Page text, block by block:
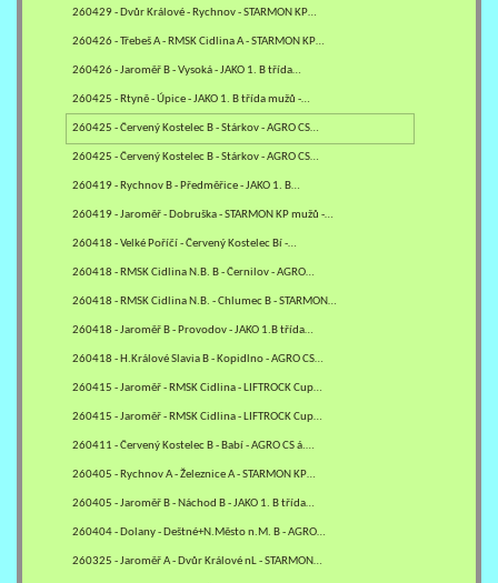
260429 - Dvůr Králové - Rychnov - STARMON KP…
260426 - Třebeš A - RMSK Cidlina A - STARMON KP…
260426 - Jaroměř B - Vysoká - JAKO 1. B třída…
260425 - Rtyně - Úpice - JAKO 1. B třída mužů -…
260425 - Červený Kostelec B - Stárkov - AGRO CS…
260425 - Červený Kostelec B - Stárkov - AGRO CS…
260419 - Rychnov B - Předměřice - JAKO 1. B…
260419 - Jaroměř - Dobruška - STARMON KP mužů -…
260418 - Velké Poříčí - Červený Kostelec Bí -…
260418 - RMSK Cidlina N.B. B - Černilov - AGRO…
260418 - RMSK Cidlina N.B. - Chlumec B - STARMON…
260418 - Jaroměř B - Provodov - JAKO 1.B třída…
260418 - H.Králové Slavia B - Kopidlno - AGRO CS…
260415 - Jaroměř - RMSK Cidlina - LIFTROCK Cup…
260415 - Jaroměř - RMSK Cidlina - LIFTROCK Cup…
260411 - Červený Kostelec B - Babí - AGRO CS á.…
260405 - Rychnov A - Železnice A - STARMON KP…
260405 - Jaroměř B - Náchod B - JAKO 1. B třída…
260404 - Dolany - Deštné+N.Město n.M. B - AGRO…
260325 - Jaroměř A - Dvůr Králové nL - STARMON…